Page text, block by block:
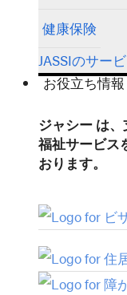
健康保険
JASSIのサー
お役立ち情報
ジャシー は
福祉サービス
おります。